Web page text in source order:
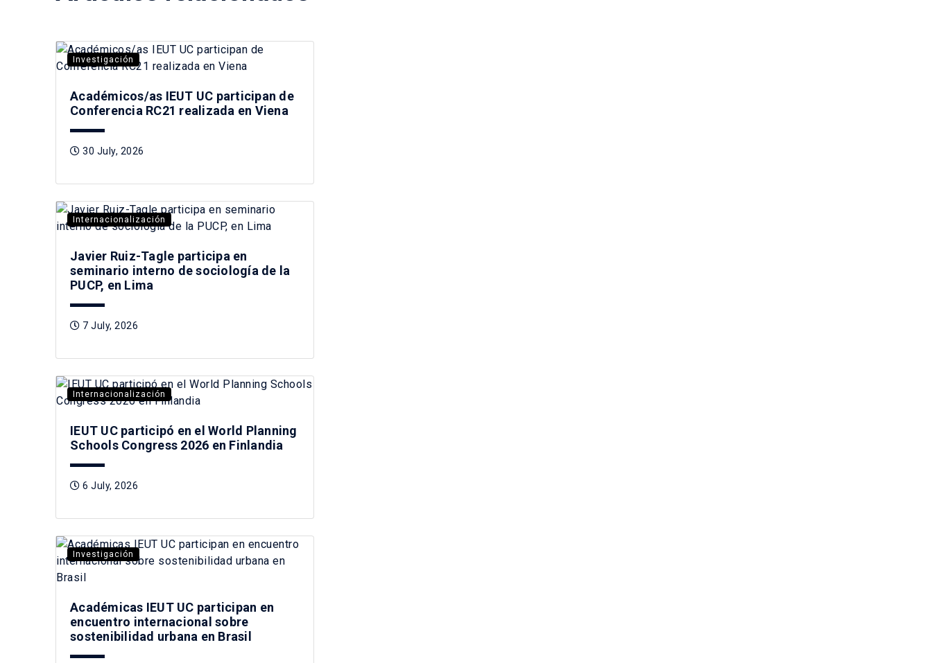
Investigación
Académicos/as IEUT UC participan de
Conferencia RC21 realizada en Viena
30 July, 2026
Internacionalización
Javier Ruiz-Tagle participa en
seminario interno de sociología de la
PUCP, en Lima
7 July, 2026
Internacionalización
IEUT UC participó en el World Planning
Schools Congress 2026 en Finlandia
6 July, 2026
Investigación
Académicas IEUT UC participan en
encuentro internacional sobre
sostenibilidad urbana en Brasil